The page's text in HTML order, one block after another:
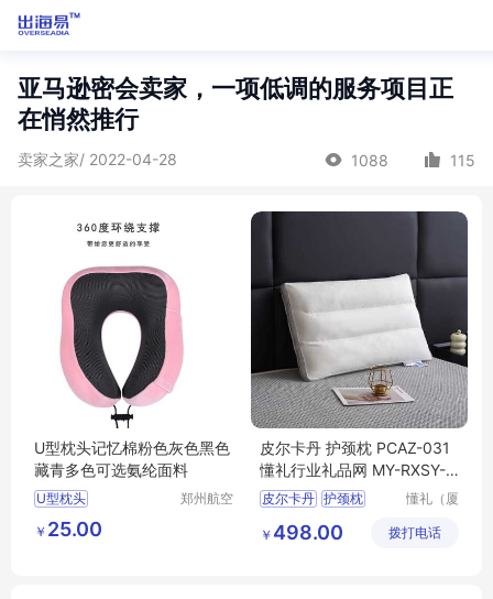
亚马逊密会卖家，一项低调的服务项目正
在悄然推行
卖家之家/ 2022-04-28 1088 115
U型枕头记忆棉粉色灰色黑色
藏青多色可选氨纶面料
U型枕头
郑州航空
￥ 25.00
皮尔卡丹 护颈枕 PCAZ-031
懂礼行业礼品网 MY-RXSY-
(T)-169
皮尔卡丹 护颈枕
行业礼品网 MY
懂礼（厦
链有限公
￥ 498.00 拨打电话